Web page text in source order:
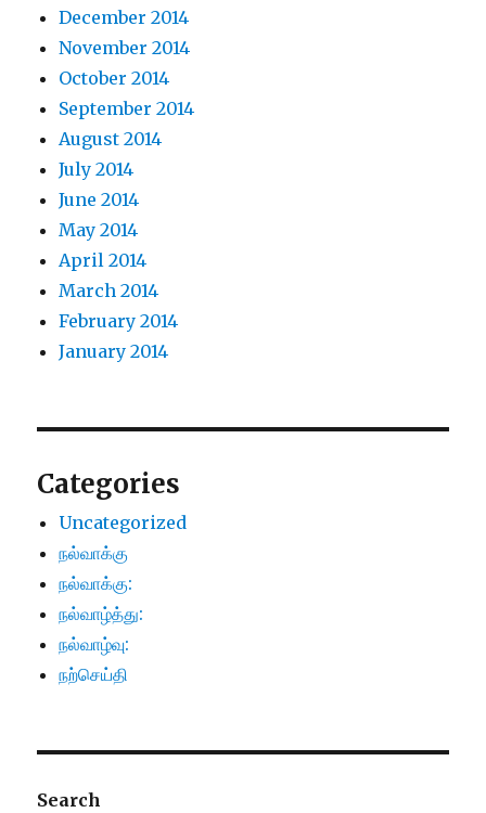
December 2014
November 2014
October 2014
September 2014
August 2014
July 2014
June 2014
May 2014
April 2014
March 2014
February 2014
January 2014
Categories
Uncategorized
நல்வாக்கு
நல்வாக்கு:
நல்வாழ்த்து:
நல்வாழ்வு:
நற்செய்தி
Search